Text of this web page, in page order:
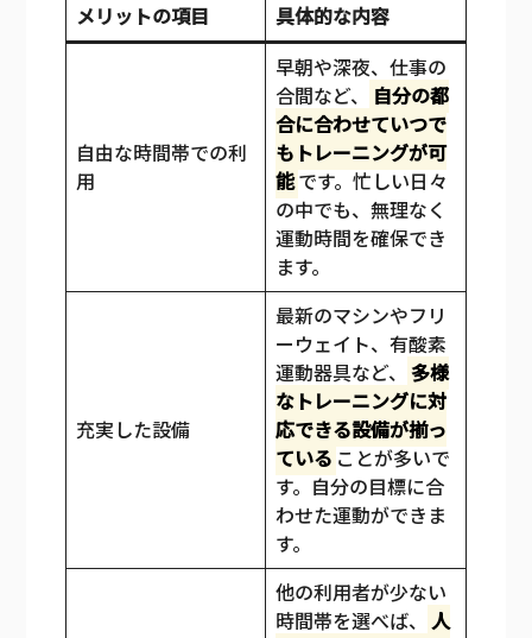
メリットの項目
具体的な内容
自由な時間帯での利
用
早朝や深夜、仕事の
合間など、
自分の都
合に合わせていつで
もトレーニングが可
能です。忙しい日々
の中でも、無理なく
運動時間を確保でき
ます。
充実した設備
最新のマシンやフリ
ーウェイト、有酸素
運動器具など、 多様
なトレーニングに対
応できる設備が揃っ
ている ことが多いで
す。自分の目標に合
わせた運動ができま
す。
他の利用者が少ない
時間帯を選べば、 人